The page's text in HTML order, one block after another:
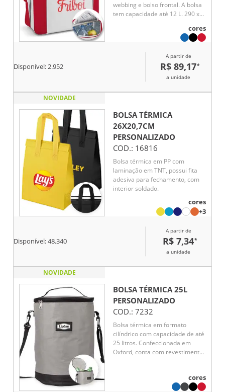
webbing e bolso frontal. A bolsa
tem capacidade até 12 L. 290 x
cores
Disponível:2.952
A partir de
R$ 89,17*
a unidade
NOVIDADE
BOLSA TÉRMICA
26X20,7CM
PERSONALIZADO
COD.: 16816
Bolsa térmica em PP com
laminação em TNT, possui fita
adesiva para fechamento, com
interior soldado.
cores
+3
Disponível:48.340
A partir de
R$ 7,34*
a unidade
NOVIDADE
BOLSA TÉRMICA 25L
PERSONALIZADO
COD.: 7232
Bolsa térmica em formato
cilíndrico com capacidade de até
25 litros. Confeccionada em
Oxford, conta com revestimento
temperatura de alimentos e
bebidas conservados por mais
cores